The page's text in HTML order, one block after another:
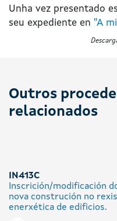
Unha vez presentado
seu expediente en "A
Outros
relacionados
IN413C
Inscrición/modificación
nova construción no
enerxética de edificios.